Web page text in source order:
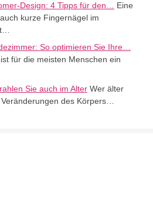
Design: 4 Tipps für den…
Eine
kurze Fingernägel im
So optimieren Sie Ihre…
für die meisten Menschen ein
Sie auch im Alter Wer älter
des Körpers…